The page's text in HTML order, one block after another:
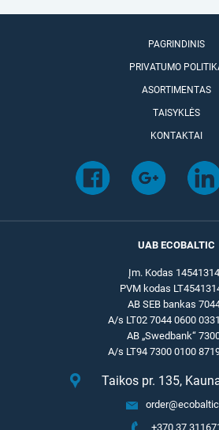
PAGRINDINIS
PRIVATUMO
ASORTIMENTAS
TAISYKLĖS
KONTAKTAI
UAB ECOBALTIC
Įm. Kodas
PVM kodas
AB SEB bankas
A/s LT02 7044 0600
AB „Swedbank“
A/s LT94 7300 0100
Taikos pr. 135,
+370 37